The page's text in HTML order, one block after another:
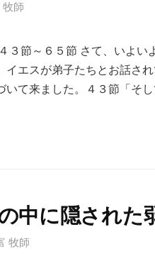
牧師
３節～６５節 さて、いよ
イエスが弟子たちとお話さ
いて来ました。４３節「そ
中に隠された
牧師